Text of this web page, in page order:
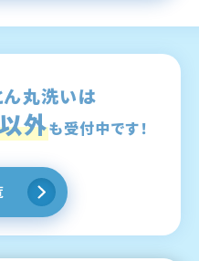
ん丸洗いは
外も受付中です！